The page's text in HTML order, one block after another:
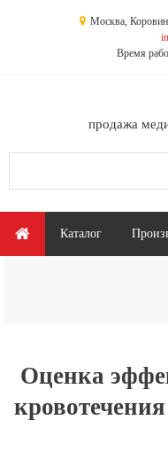
Москва,
Время
продажа
Главное меню
Каталог
Оценка